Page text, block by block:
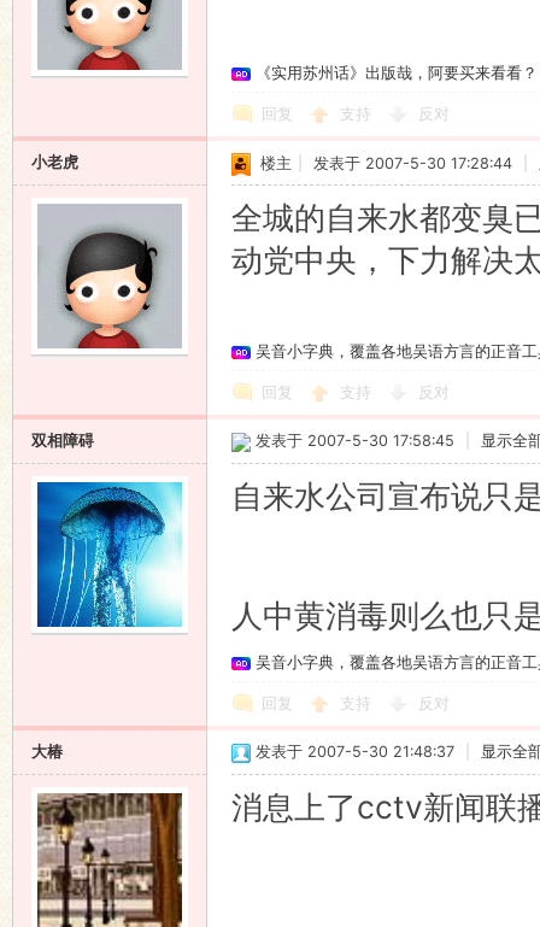
《实用苏州话》出版哉，阿要买来看看？
回复 支持 反对
小老虎 楼主 发表于 2007-5-30 17:28:44
全城的自来水都变臭
动党中央，下力解决
吴音小字典，覆盖各地吴语方言的正音
回复 支持 反对
双相障碍 发表于 2007-5-30 17:58:45 显示全
自来水公司宣布说只
人中黄消毒则么也只
吴音小字典，覆盖各地吴语方言的正音
回复 支持 反对
大椿 发表于 2007-5-30 21:48:37 显示全
消息上了cctv新闻联